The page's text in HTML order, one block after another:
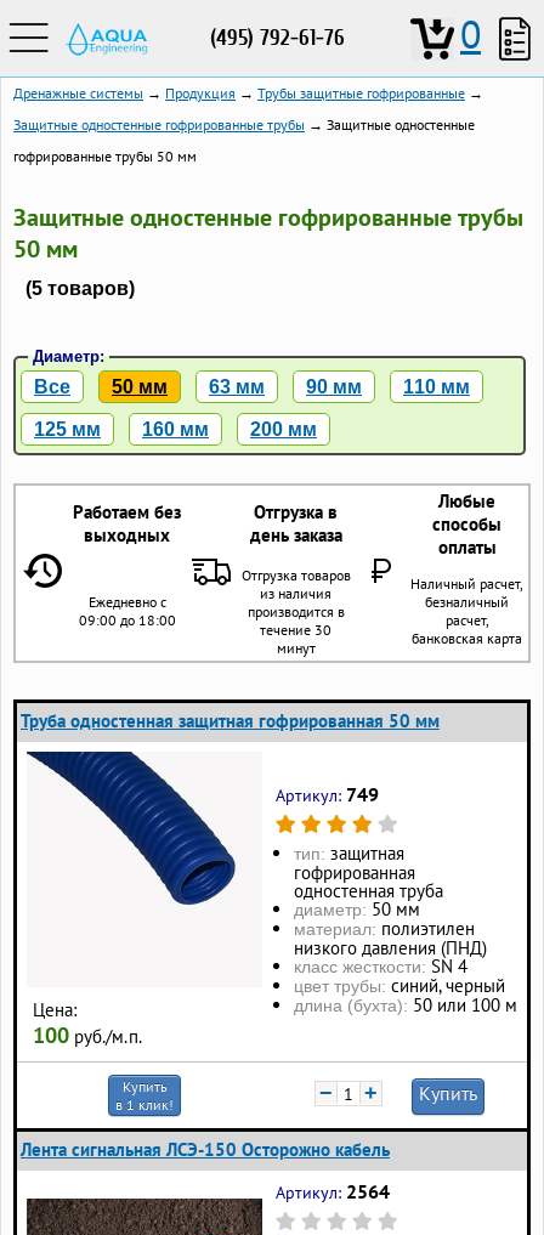
(495) 792-61-76 0
Дренажные системы → Продукция → Трубы защитные гофрированные →
Защитные одностенные гофрированные трубы → Защитные одностенные
гофрированные трубы 50 мм
Защитные одностенные гофрированные трубы
50 мм
(5 товаров)
Диаметр:
Все 50 мм 63 мм 90 мм 110 мм
125 мм 160 мм 200 мм
Работаем без
выходных
Отгрузка в
день заказа
Любые
способы
оплаты
Ежедневно с
09:00 до 18:00
Отгрузка товаров
из наличия
производится в
течение 30
минут
Наличный расчет,
безналичный
расчет,
банковская карта
Труба одностенная защитная гофрированная 50 мм
Цена:
100 руб./м.п.
Артикул: 749
тип: защитная
гофрированная
одностенная труба
диаметр: 50 мм
материал: полиэтилен
низкого давления (ПНД)
класс жесткости: SN 4
цвет трубы: синий, черный
длина (бухта): 50 или 100 м
Купить
в 1 клик!
− + Купить
Лента сигнальная ЛСЭ-150 Осторожно кабель
Артикул: 2564